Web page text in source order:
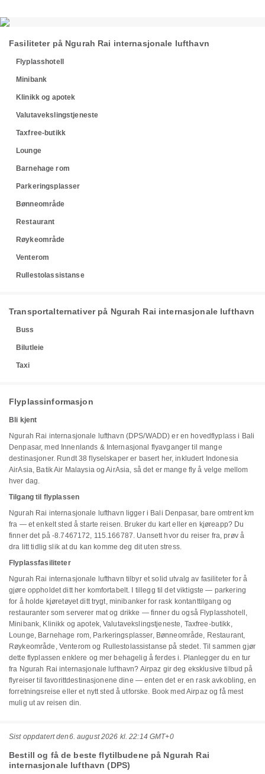
Fasiliteter på Ngurah Rai internasjonale lufthavn
Flyplasshotell
Minibank
Klinikk og apotek
Valutavekslingstjeneste
Taxfree-butikk
Lounge
Barnehage rom
Parkeringsplasser
Bønneområde
Restaurant
Røykeområde
Venterom
Rullestolassistanse
Transportalternativer på Ngurah Rai internasjonale lufthavn
Buss
Bilutleie
Taxi
Flyplassinformasjon
Bli kjent
Ngurah Rai internasjonale lufthavn (DPS/WADD) er en hovedflyplass i Bali
Denpasar, med Innenlands & Internasjonal flyavganger til mange
destinasjoner. Rundt 38 flyselskaper er basert her, inkludert Indonesia
AirAsia, Batik Air Malaysia og AirAsia, så det er mange fly å velge mellom
hver dag.
Tilgang til flyplassen
Ngurah Rai internasjonale lufthavn ligger i Bali Denpasar, bare omtrent km
fra — et enkelt sted å starte reisen. Bruker du kart eller en kjøreapp? Du
finner det på -8.7467172, 115.166787. Uansett hvor du reiser fra, prøv å
dra litt tidlig slik at du kan komme deg dit uten stress.
Flyplassfasiliteter
Ngurah Rai internasjonale lufthavn tilbyr et solid utvalg av fasiliteter for å
gjøre oppholdet ditt her komfortabelt. I tillegg til det viktigste — parkering
for å holde kjøretøyet ditt trygt, minibanker for rask kontanttilgang og
restauranter som serverer mat og drikke — finner du også Flyplasshotell,
Minibank, Klinikk og apotek, Valutavekslingstjeneste, Taxfree-butikk,
Lounge, Barnehage rom, Parkeringsplasser, Bønneområde, Restaurant,
Røykeområde, Venterom og Rullestolassistanse på stedet. Til sammen gjør
dette flyplassen enklere og mer behagelig å ferdes i. Planlegger du en tur
fra Ngurah Rai internasjonale lufthavn? Airpaz gir deg eksklusive tilbud på
flyreiser til favorittdestinasjonene dine — enten det er en rask avkobling, en
forretningsreise eller et nytt sted å utforske. Book med Airpaz og få mest
mulig ut av reisen din.
Sist oppdatert den6. august 2026 kl. 22:14 GMT+0
Bestill og få de beste flytilbudene på Ngurah Rai
internasjonale lufthavn (DPS)